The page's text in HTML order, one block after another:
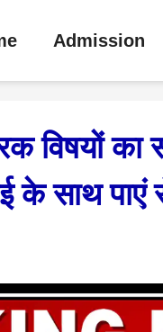
Admission
विषयों
के साथ पाएं